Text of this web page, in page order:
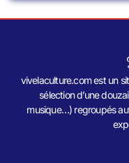
vivelaculture.com est un
sélection d’une
musique…) regroupés